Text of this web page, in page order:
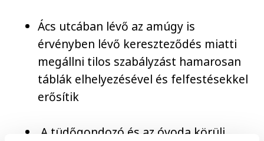
Ács utcában lévő az amúgy is
érvényben lévő kereszteződés miatti
megállni tilos szabályzást hamarosan
táblák elhelyezésével és felfestésekkel
erősítik
A tüdőgondozó és az óvoda körüli